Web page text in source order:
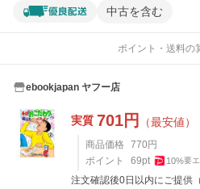
中古を含む
ポイント・送料の
ebookjapan ヤフー店
実質 701円 （最安値）
商品価格 770 円
ポイント
69pt 10%要
注文確認後0日以内にご提供